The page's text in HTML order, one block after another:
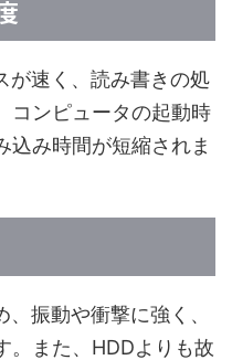
が速く、読み書きの処
コンピュータの起動時
込み時間が短縮されま
振動や衝撃に強く、
。また、HDDよりも故